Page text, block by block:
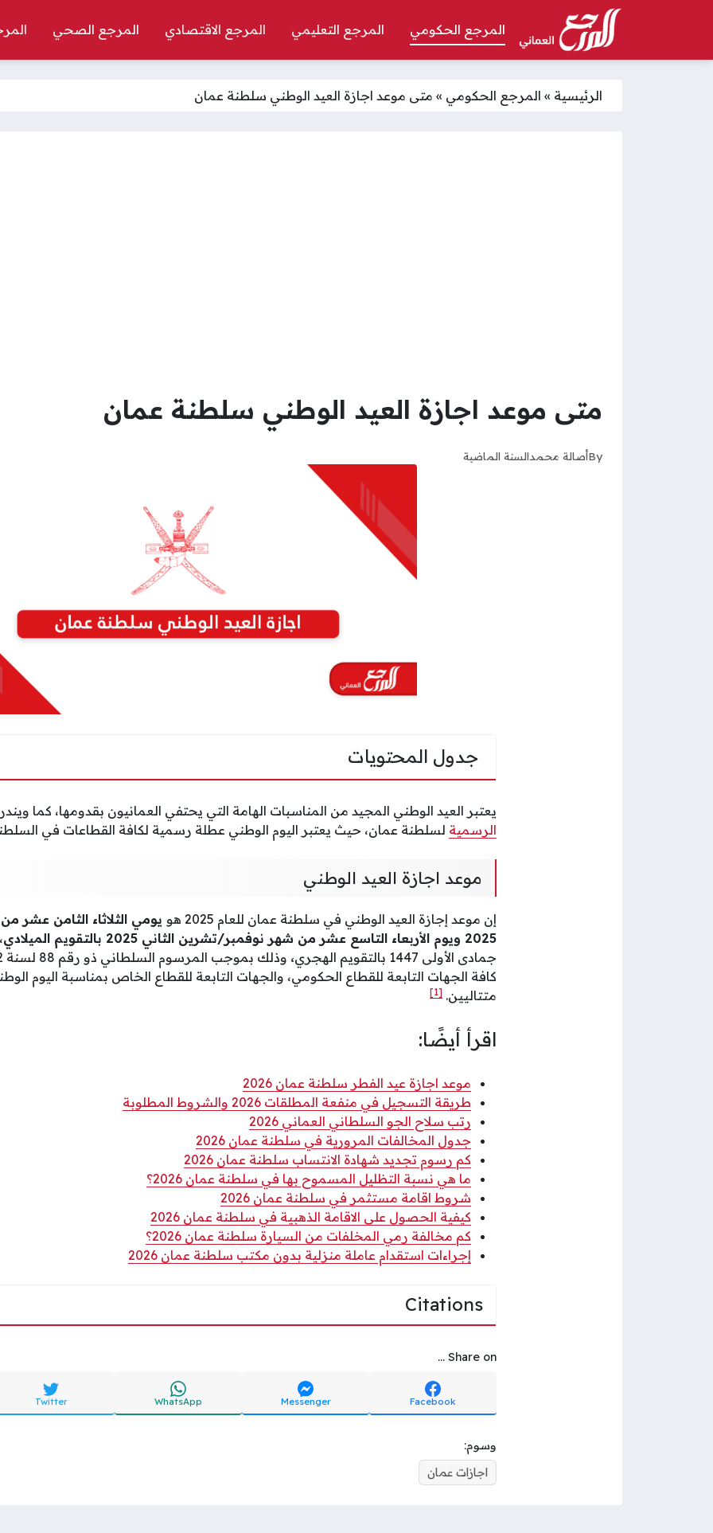
المرجع الحكومي المرجع التعليمي المرجع الاقتصادي المرجع الصحي
الرئيسية » المرجع الحكومي » متى موعد اجازة العيد الوطني سلطنة عمان
متى موعد اجازة العيد الوطني سلطنة عمان
Byأصالة محمدالسنة الماضية
جدول المحتويات
يعتبر العيد الوطني المجيد من المناسبات الهامة التي يحتفي العمانيون بقدومها، كما
الرسمية لسلطنة عمان، حيث يعتبر اليوم الوطني عطلة رسمية لكافة القطاعات في
موعد اجازة العيد الوطني
إن موعد إجازة العيد الوطني في سلطنة عمان للعام 2025 هو
يومي الثلاثاء الثامن عشر
2025 ويوم الأربعاء التاسع عشر من شهر نوفمبر/تشرين الثاني 2025 بالتقويم الميلادي
جمادى الأولى 1447 بالتقويم الهجري
،
كافة الجهات التابعة للقطاع الحكومي، والجهات التابعة للقطاع الخاص بمناسبة اليوم
متتاليين. [1]
اقرأ أيضًا:
موعد اجازة عيد الفطر سلطنة عمان 2026
طريقة التسجيل في منفعة المطلقات 2026 والشروط المطلوبة
رتب سلاح الجو السلطاني العماني 2026
جدول المخالفات المرورية في سلطنة عمان 2026
كم رسوم تجديد شهادة الانتساب سلطنة عمان 2026
ما هي نسبة التظليل المسموح بها في سلطنة عمان 2026؟
شروط اقامة مستثمر في سلطنة عمان 2026
كيفية الحصول على الاقامة الذهبية في سلطنة عمان 2026
كم مخالفة رمي المخلفات من السيارة سلطنة عمان 2026؟
إجراءات استقدام عاملة منزلية بدون مكتب سلطنة عمان 2026
Citations
Share on ...
Facebook
Messenger
WhatsApp
Twitter
وسوم:
اجازات عمان